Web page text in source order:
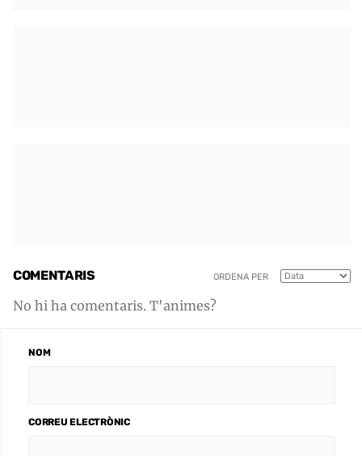
COMENTARIS ORDENA PER
No hi ha comentaris. T'animes?
NOM
CORREU ELECTRÒNIC